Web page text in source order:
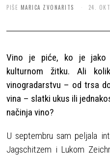
PIŠE MARICA ZVONARITS 24.
Vino je piće, ko je jako
kulturnom žitku. Ali
vinogradarstvu – od trsa
vina – slatki ukus ili
načinja vino?
U septembru sam peljala
Jagschitzem i Lukom